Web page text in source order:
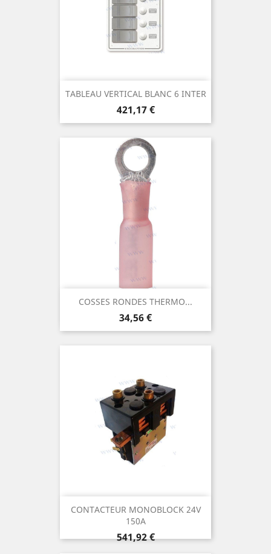
TABLEAU VERTICAL BLANC 6 INTER
Prix
421,17 €
COSSES RONDES THERMO...
Prix
34,56 €
CONTACTEUR MONOBLOCK 24V
150A
Prix
541,92 €